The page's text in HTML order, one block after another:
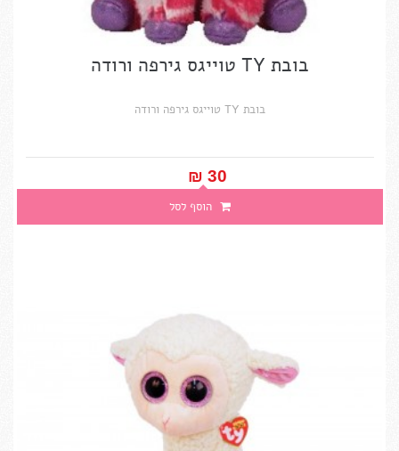
בובת TY טוייגס גירפה ורודה
בובת TY טוייגס גירפה ורודה
30 ₪‎
הוסף לסל